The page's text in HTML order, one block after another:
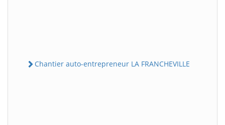
Chantier auto-entrepreneur LA FRANCHEVILLE